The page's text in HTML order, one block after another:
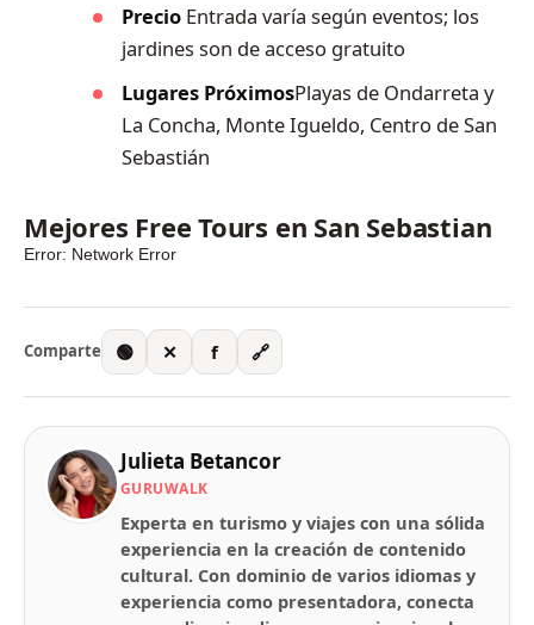
PrecioEntrada varía según eventos; los
jardines son de acceso gratuito
Lugares PróximosPlayas de Ondarreta y
La Concha, Monte Igueldo, Centro de San
Sebastián
Mejores Free Tours en San Sebastian
Comparte 🟢 ✕ f 🔗
Julieta Betancor
GURUWALK
Experta en turismo y viajes con una sólida
experiencia en la creación de contenido
cultural. Con dominio de varios idiomas y
experiencia como presentadora, conecta